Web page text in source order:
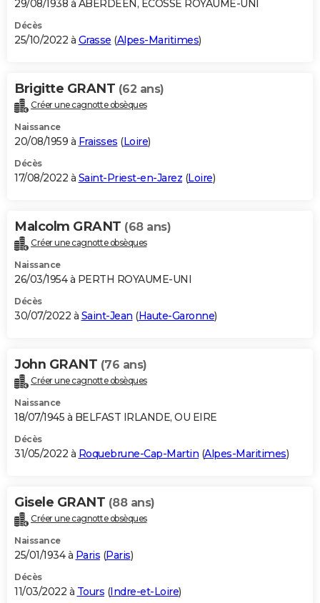
29/08/1938 à ABERDEEN, ECOSSE ROYAUME-UNI
Décès
25/10/2022 à Grasse (Alpes-Maritimes)
Brigitte GRANT (62 ans)
Créer une cagnotte obsèques
Naissance
20/08/1959 à Fraisses (Loire)
Décès
17/08/2022 à Saint-Priest-en-Jarez (Loire)
Malcolm GRANT (68 ans)
Créer une cagnotte obsèques
Naissance
26/03/1954 à PERTH ROYAUME-UNI
Décès
30/07/2022 à Saint-Jean (Haute-Garonne)
John GRANT (76 ans)
Créer une cagnotte obsèques
Naissance
18/07/1945 à BELFAST IRLANDE, OU EIRE
Décès
31/05/2022 à Roquebrune-Cap-Martin (Alpes-Maritimes)
Gisele GRANT (88 ans)
Créer une cagnotte obsèques
Naissance
25/01/1934 à Paris (Paris)
Décès
11/03/2022 à Tours (Indre-et-Loire)